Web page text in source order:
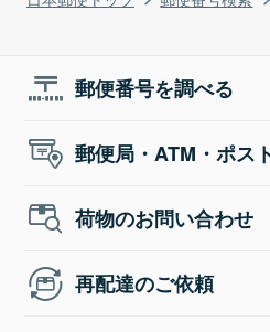
郵便番号を調べる
郵便局・ATM・ポス
荷物のお問い合わせ
再配達のご依頼